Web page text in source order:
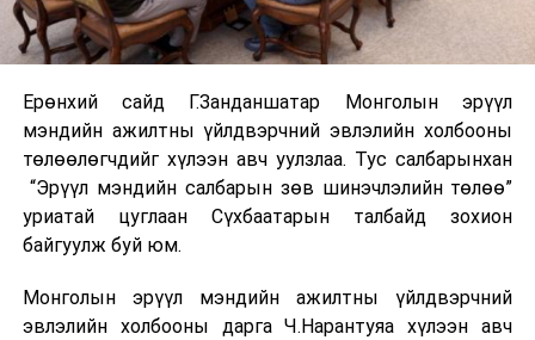
Ерөнхий сайд Г.Занданшатар Монголын эрүүл
мэндийн ажилтны үйлдвэрчний эвлэлийн холбооны
төлөөлөгчдийг хүлээн авч уулзлаа. Тус салбарынхан
“Эрүүл мэндийн салбарын зөв шинэчлэлийн төлөө”
уриатай цуглаан Сүхбаатарын талбайд зохион
байгуулж буй юм.
Монголын эрүүл мэндийн ажилтны үйлдвэрчний
эвлэлийн холбооны дарга Ч.Нарантуяа хүлээн авч